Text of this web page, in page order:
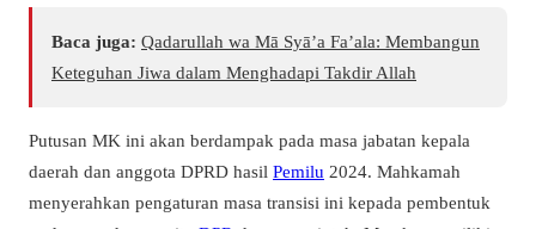
Baca juga: Qadarullah wa Mā Syā’a Fa’ala: Membangun
Keteguhan Jiwa dalam Menghadapi Takdir Allah
Putusan MK ini akan berdampak pada masa jabatan kepala
daerah dan anggota DPRD hasil Pemilu 2024. Mahkamah
menyerahkan pengaturan masa transisi ini kepada pembentuk